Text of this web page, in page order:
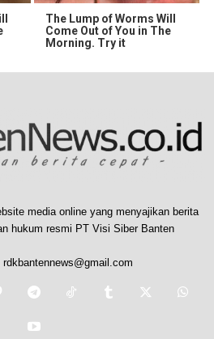
The Lump of Worms Will
Come Out of You in The
Morning. Try it
media online yang menyajikan berita
hukum resmi PT Visi Siber Banten
rdkbantennews@gmail.com